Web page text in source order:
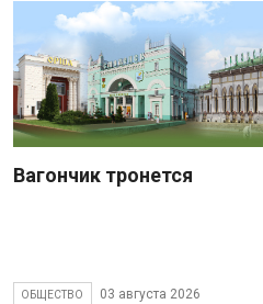
Вагончик тронется
ОБЩЕСТВО 03 августа 2026